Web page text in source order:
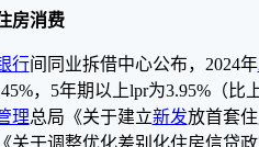
房消费
行间同业拆借中心公布，2024年
，5年期以上lpr为3.95%（
理总局《关于建立新发放首套
关于调整优化差别化住房信贷